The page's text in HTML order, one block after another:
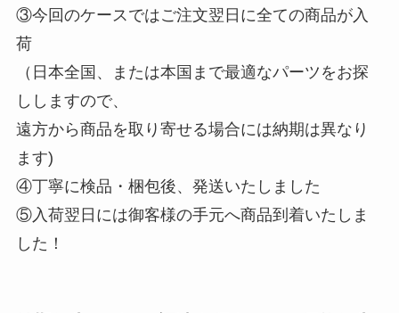
③今回のケースではご注文翌日に全ての商品が入
荷
（日本全国、または本国まで最適なパーツをお探
ししますので、
遠方から商品を取り寄せる場合には納期は異なり
ます)
④丁寧に検品・梱包後、発送いたしました
⑤入荷翌日には御客様の手元へ商品到着いたしま
した！